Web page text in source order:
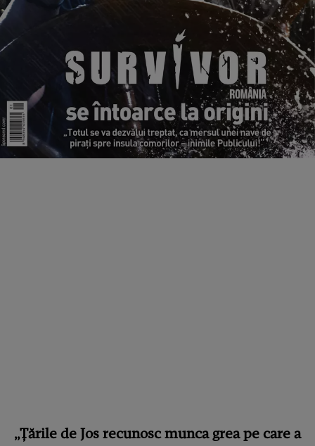
„Țările de Jos recunosc munca grea pe care a